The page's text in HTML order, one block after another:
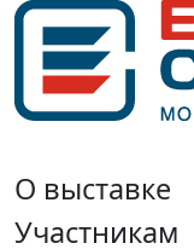
О выставке
Участникам